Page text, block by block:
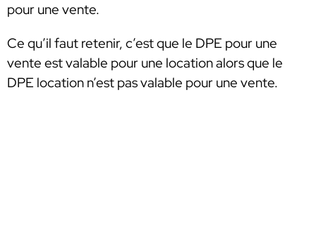
pour une vente.
Ce qu’il faut retenir, c’est que le DPE pour une
vente est valable pour une location alors que le
DPE location n’est pas valable pour une vente.